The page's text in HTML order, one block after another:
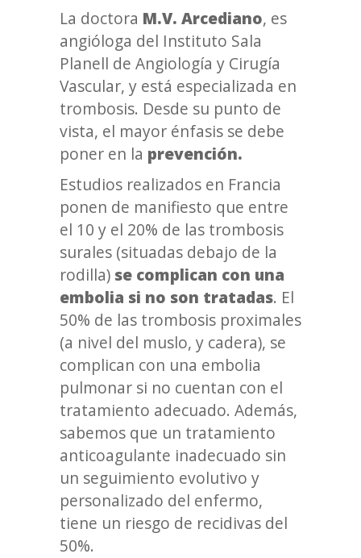
La doctora M.V. Arcediano, es
angióloga del Instituto Sala
Planell de Angiología y Cirugía
Vascular, y está especializada en
trombosis. Desde su punto de
vista, el mayor énfasis se debe
poner en la prevención.
Estudios realizados en Francia
ponen de manifiesto que entre
el 10 y el 20% de las trombosis
surales (situadas debajo de la
rodilla) se complican con una
embolia si no son tratadas. El
50% de las trombosis proximales
(a nivel del muslo, y cadera), se
complican con una embolia
pulmonar si no cuentan con el
tratamiento adecuado. Además,
sabemos que un tratamiento
anticoagulante inadecuado sin
un seguimiento evolutivo y
personalizado del enfermo,
tiene un riesgo de recidivas del
50%.